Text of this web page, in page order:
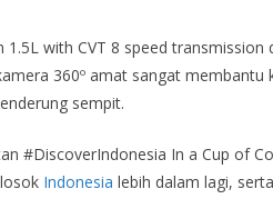
1.5L with CVT 8 speed
360º amat sangat
sempit.
#DiscoverIndonesia In a Cup of
Indonesia lebih dalam lagi,